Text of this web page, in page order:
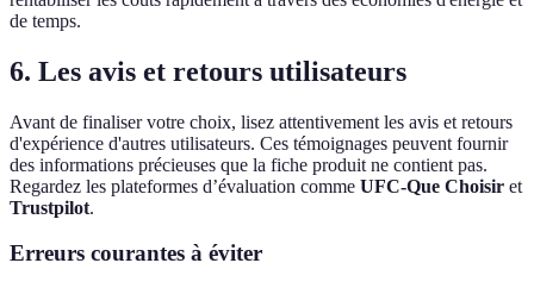
de temps.
6. Les avis et retours utilisateurs
Avant de finaliser votre choix, lisez attentivement les avis et retours
d'expérience d'autres utilisateurs. Ces témoignages peuvent fournir
des informations précieuses que la fiche produit ne contient pas.
Regardez les plateformes d’évaluation comme UFC-Que Choisir et
Trustpilot.
Erreurs courantes à éviter